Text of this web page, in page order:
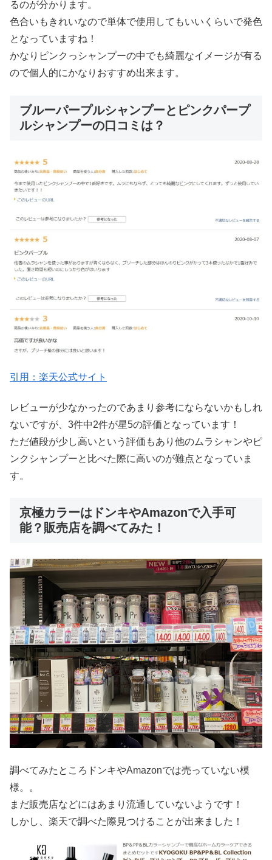
るのが分かります。
色合いもきれいなので単体で使用してもいいくらいで発色
となっていますね！
かなりピンクっシャンプーの中でも綺麗なイメージが有る
ので個人的にかなりおすすめ出来ます。
ブルーパープルシャンプーとピンクパープ
ルシャンプーの口コミは？
引用：楽天公式サイト
レビューが少なかったのであまり参考にならないかもしれ
ないですが、3件中2件が星5の評価となっています！
ただ値段が少し高いという評価もあり他のムラシャンやピ
ンクシャンプーと比べた際に高いのが難点となっていま
す。
京極カラーはドンキやAmazonで入手可
能？販売店を調べてみた！
調べてみたところドンキやAmazonでは売っていない模
様。。
まだ販売店などにはあまり流通していないようです！
しかし、楽天で調べた際見つけることが出来ました！